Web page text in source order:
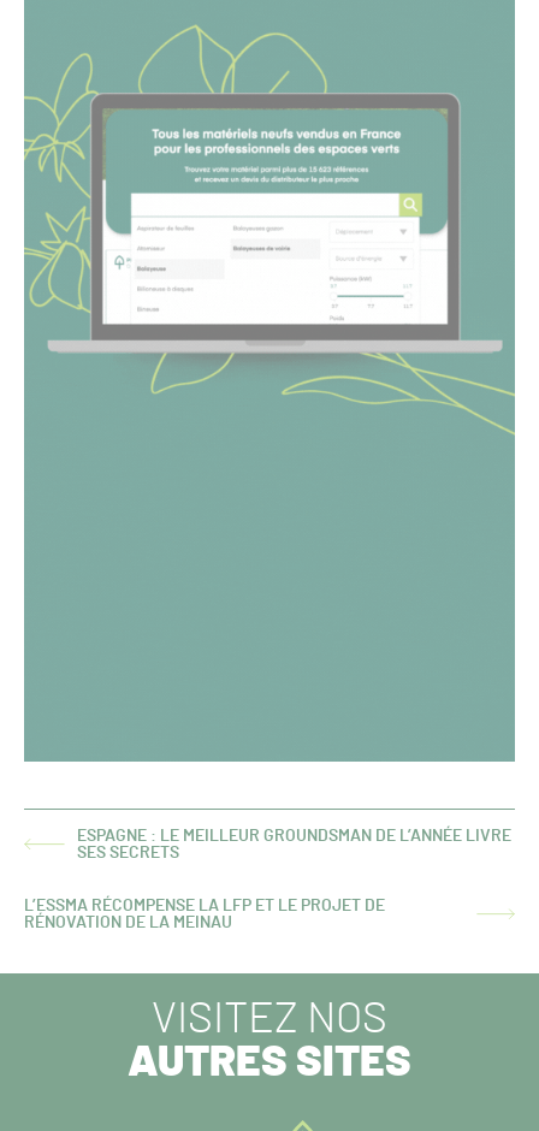
ARTICLE
ESPAGNE : LE MEILLEUR GROUNDSMAN DE L’ANNÉE LIVRE
SES SECRETS
ARTICLE
L’ESSMA RÉCOMPENSE LA LFP ET LE PROJET DE
RÉNOVATION DE LA MEINAU
VISITEZ NOS
AUTRES SITES